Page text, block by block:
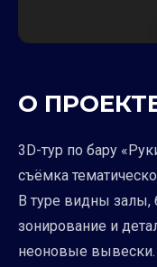
О
3D-тур по бару
съёмка
В туре видны залы,
зонирование и
неоновые вывески.